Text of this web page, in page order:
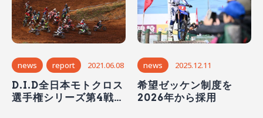
news report 2021.06.08
D.I.D全日本モトクロス
選手権シリーズ第4戦
news 2025.12.11
希望ゼッケン制度を
2026年から採用